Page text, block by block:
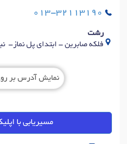
013-32113190
رشت
فلکه صابرین - ابتدای پل نماز-
نمایش آدرس بر
مسیریابی با